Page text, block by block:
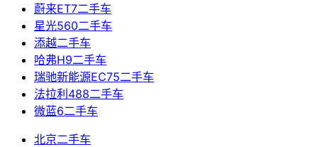
蔚来ET7二手车
星光560二手车
添越二手车
哈弗H9二手车
瑞驰新能源EC75二手车
法拉利488二手车
微蓝6二手车
北京二手车